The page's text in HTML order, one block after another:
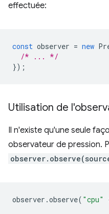
effectuée:
const observer = new
/* ... */
});
Utilisation de
Il n'existe qu'une seule
observateur de pression.
observer .observe( "cpu"